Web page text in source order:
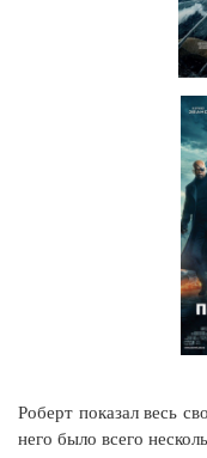
Роберт показал весь
него было всего